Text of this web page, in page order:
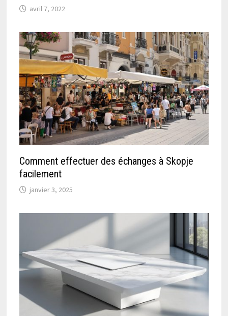
avril 7, 2022
Comment effectuer des échanges à Skopje
facilement
janvier 3, 2025